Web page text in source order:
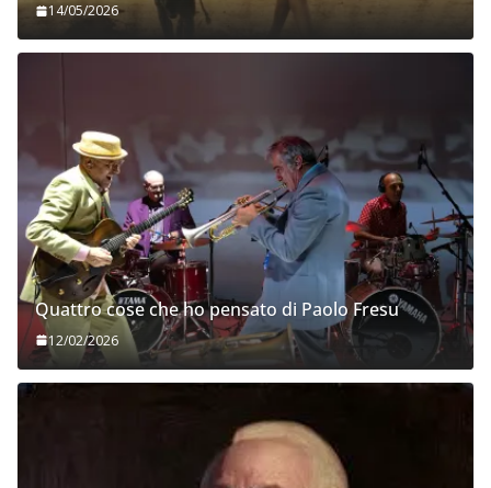
14/05/2026
Quattro cose che ho pensato di Paolo Fresu
12/02/2026